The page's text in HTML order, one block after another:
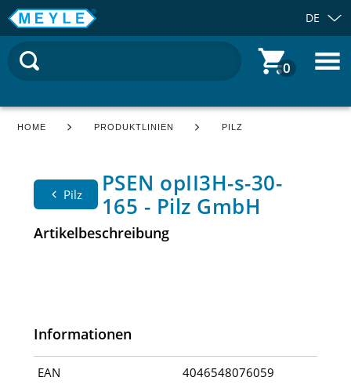
DE
0
HOME PRODUKTLINIEN PILZ
Pilz
PSEN opII3H-s-30-
165 - Pilz GmbH
Artikelbeschreibung
Informationen
EAN 4046548076059